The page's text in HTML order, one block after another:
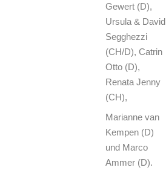
Gewert (D),
Ursula & David
Segghezzi
(CH/D), Catrin
Otto (D),
Renata Jenny
(CH),
Marianne van
Kempen (D)
und Marco
Ammer (D).